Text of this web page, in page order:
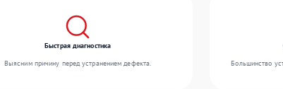
Быстрая диагностика
Выясним причину перед устранением дефекта.
Большинство